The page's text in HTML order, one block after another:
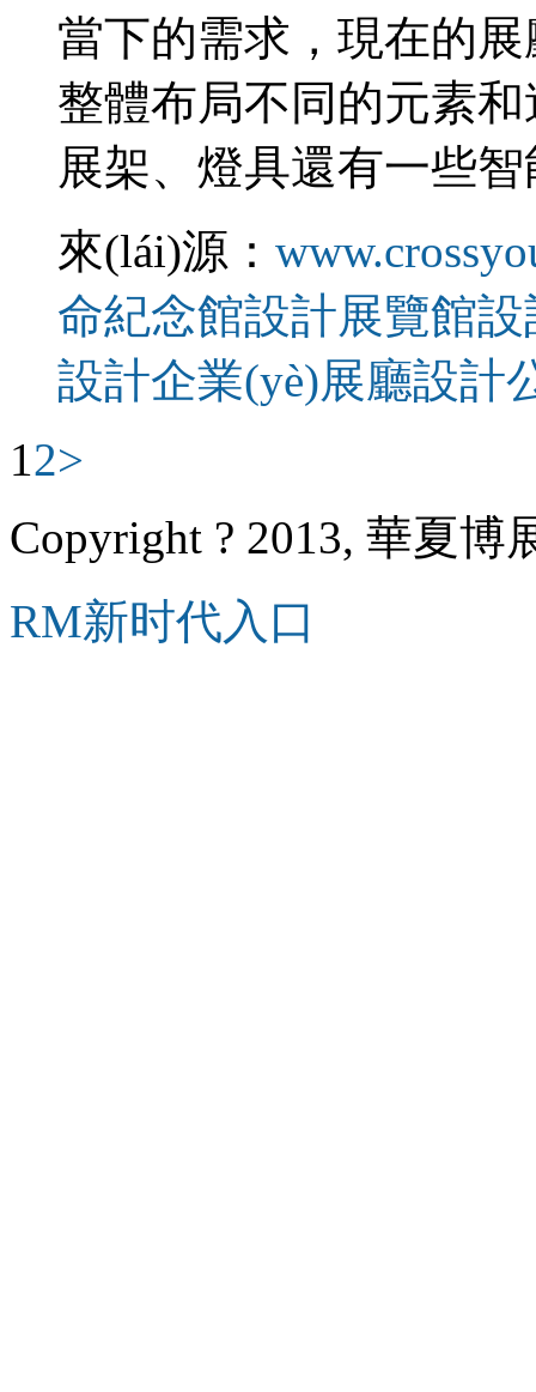
當下的需求，現在的展
整體布局不同的元素和造
展架、燈具還有一
來(lái)源：
命紀念館設計展覽館設
設計企業(yè)展廳設計
12>
Copyright ? 2013, 華夏博
RM新时代入口